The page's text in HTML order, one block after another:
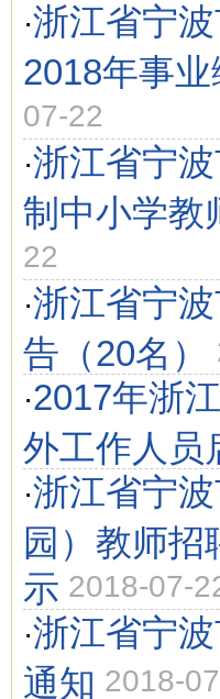
·浙江省宁
2018年事
07-22
·浙江省宁
制中小学教
22
·浙江省宁
告（20名）
·2017年浙
外工作人员
·浙江省宁
园）教师招
示 2018-07-
·浙江省宁
通知 2018-